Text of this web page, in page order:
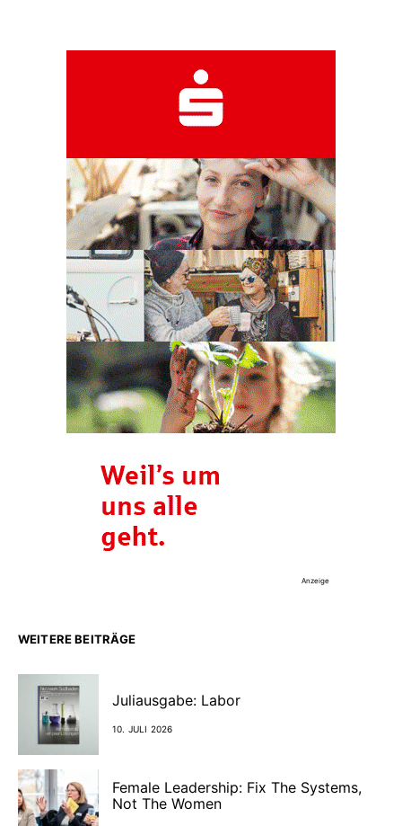
Anzeige
WEITERE BEITRÄGE
Juliausgabe: Labor
10. JULI 2026
Female Leadership: Fix The Systems,
Not The Women